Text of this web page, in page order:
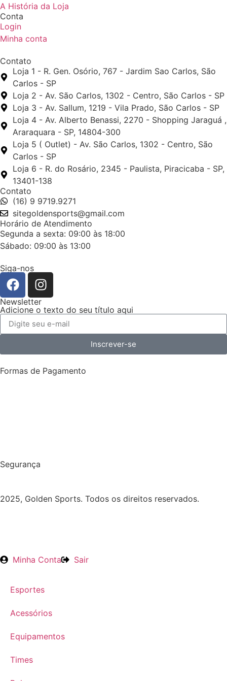
A História da Loja
Conta
Login
Minha conta
Contato
Loja 1 - R. Gen. Osório, 767 - Jardim Sao Carlos, São
Carlos - SP
Loja 2 - Av. São Carlos, 1302 - Centro, São Carlos - SP
Loja 3 - Av. Sallum, 1219 - Vila Prado, São Carlos - SP
Loja 4 - Av. Alberto Benassi, 2270 - Shopping Jaraguá ,
Araraquara - SP, 14804-300
Loja 5 ( Outlet) - Av. São Carlos, 1302 - Centro, São
Carlos - SP
Loja 6 - R. do Rosário, 2345 - Paulista, Piracicaba - SP,
13401-138
Contato
(16) 9 9719.9271
sitegoldensports@gmail.com
Horário de Atendimento
Segunda a sexta: 09:00 às 18:00
Sábado: 09:00 às 13:00
Siga-nos
Newsletter
Adicione o texto do seu título aqui
Inscrever-se
Formas de Pagamento
Segurança
2025, Golden Sports. Todos os direitos reservados.
Minha Conta Sair
Esportes
Acessórios
Equipamentos
Times